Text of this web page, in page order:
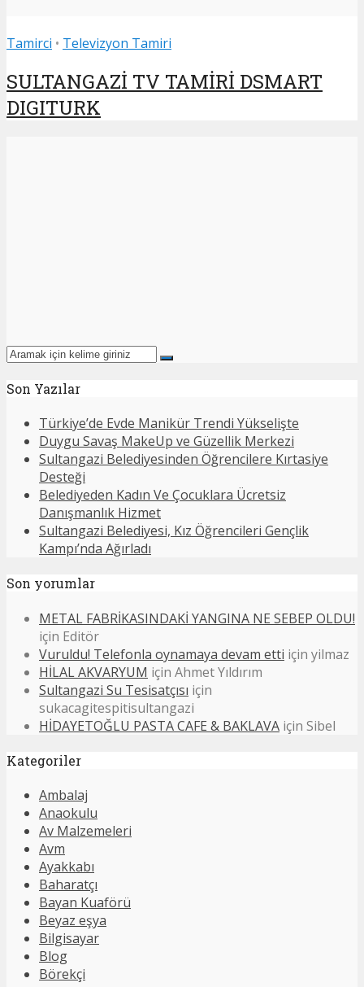
Tamirci • Televizyon Tamiri
SULTANGAZİ TV TAMİRİ DSMART
DIGITURK
Son Yazılar
Türkiye’de Evde Manikür Trendi Yükselişte
Duygu Savaş MakeUp ve Güzellik Merkezi
Sultangazi Belediyesinden Öğrencilere Kırtasiye
Desteği
Belediyeden Kadın Ve Çocuklara Ücretsiz
Danışmanlık Hizmet
Sultangazi Belediyesi, Kız Öğrencileri Gençlik
Kampı’nda Ağırladı
Son yorumlar
METAL FABRİKASINDAKİ YANGINA NE SEBEP OLDU!
için Editör
Vuruldu! Telefonla oynamaya devam etti için yilmaz
HİLAL AKVARYUM için Ahmet Yıldırım
Sultangazi Su Tesisatçısı için
sukacagitespitisultangazi
HİDAYETOĞLU PASTA CAFE & BAKLAVA için Sibel
Kategoriler
Ambalaj
Anaokulu
Av Malzemeleri
Avm
Ayakkabı
Baharatçı
Bayan Kuaförü
Beyaz eşya
Bilgisayar
Blog
Börekçi